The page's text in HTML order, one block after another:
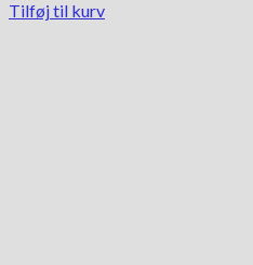
Tilføj til kurv